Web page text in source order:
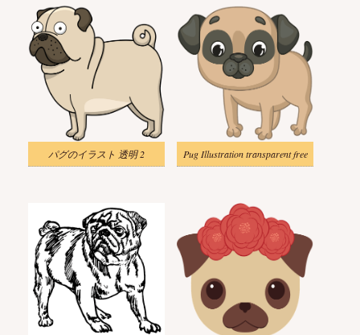
パグのイラスト 透明 2 Pug Illustration transparent free